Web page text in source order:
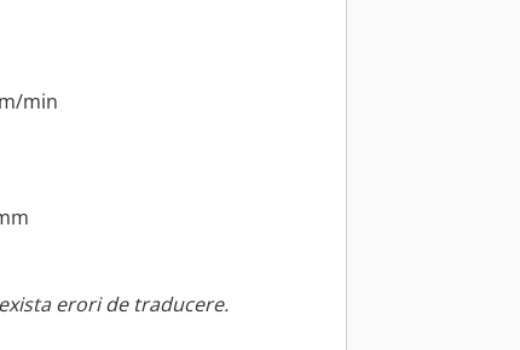
min
erori de traducere.